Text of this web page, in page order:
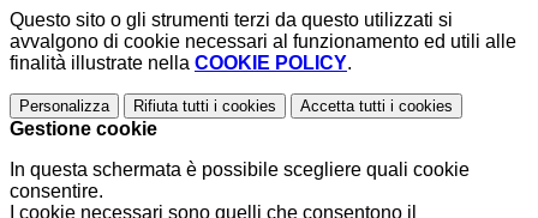
Questo sito o gli strumenti terzi da questo utilizzati si
avvalgono di cookie necessari al funzionamento ed utili alle
finalità illustrate nella COOKIE POLICY.
Personalizza Rifiuta tutti i cookies Accetta tutti i cookies
Gestione cookie
In questa schermata è possibile scegliere quali cookie
consentire.
I cookie necessari sono quelli che consentono il